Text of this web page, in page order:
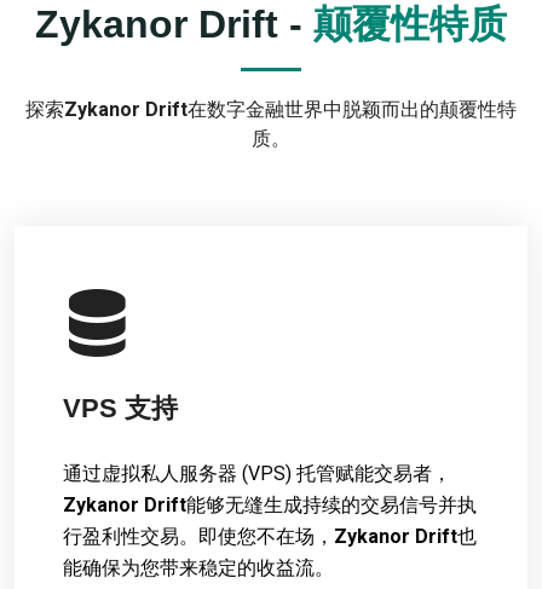
Zykanor Drift - 颠覆性特质
探索Zykanor Drift在数字金融世界中脱颖而出的颠覆性特
质。
VPS 支持
通过虚拟私人服务器 (VPS) 托管赋能交易者，
Zykanor Drift能够无缝生成持续的交易信号并执
行盈利性交易。即使您不在场， Zykanor Drift也
能确保为您带来稳定的收益流。